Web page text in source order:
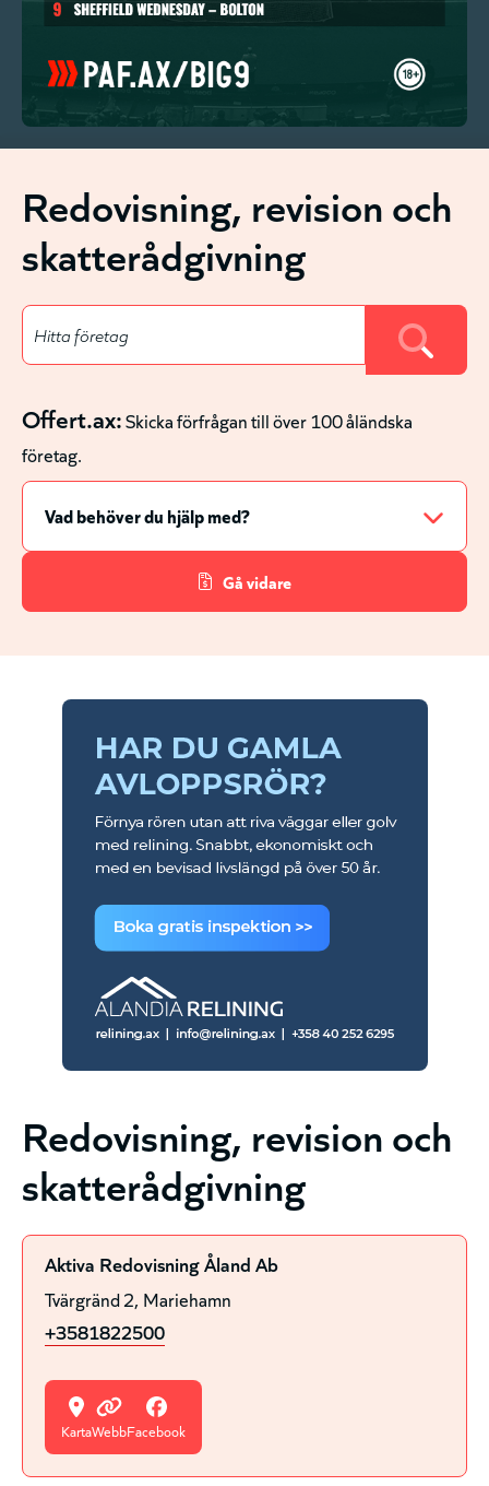
Redovisning, revision och
skatterådgivning
Offert.ax:Skicka förfrågan till över 100 åländska
företag.
Gå vidare
Redovisning, revision och
skatterådgivning
Aktiva Redovisning Åland Ab
Tvärgränd 2 Mariehamn
+3581822500
KartaWebbFacebook